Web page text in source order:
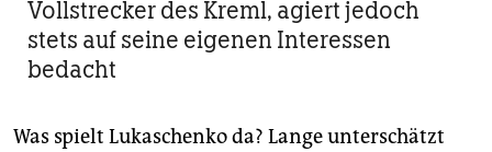
Vollstrecker des Kreml, agiert jedoch
stets auf seine eigenen Interessen
bedacht
Was spielt Lukaschenko da? Lange unterschätzt